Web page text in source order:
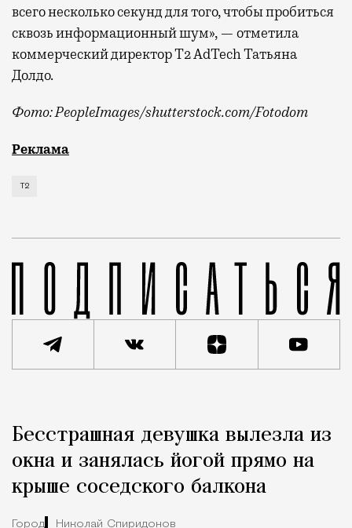
всего несколько секунд для того, чтобы пробиться
сквозь информационный шум», — отметила
коммерческий директор Т2 AdTech Татьяна
Долдо.
Фото: PeopleImages/shutterstock.com/Fotodom
Мобильный оператор Т2 изучил модели интернет-
Реклама
Т2
Город
Бесстрашная девушка вылезла из
окна и занялась йогой прямо на
крыше соседского балкона
Город Николай Спиридонов